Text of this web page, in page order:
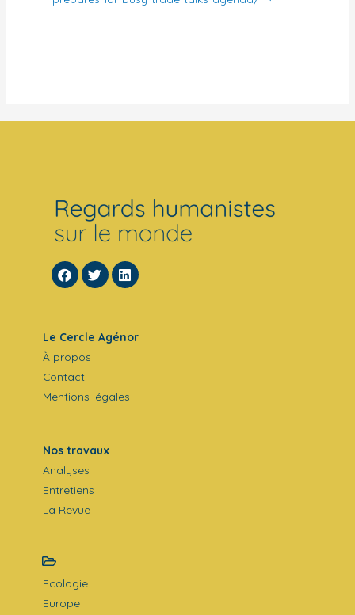
Le Cercle Agénor
À propos
Contact
Mentions légales
Nos travaux
Analyses
Entretiens
La Revue
Ecologie
Europe